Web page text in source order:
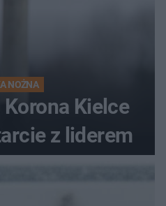
NOŻNA
Kielce
z liderem